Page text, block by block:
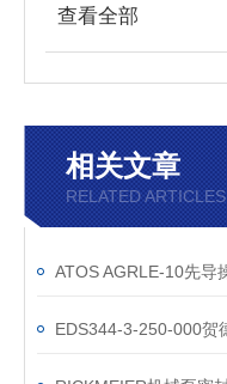
查看全部
相关文章
RELATED ARTICLES